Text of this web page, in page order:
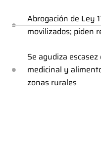
Abrogación de Ley
movilizados; piden
Se agudiza
medicinal y
zonas rurales